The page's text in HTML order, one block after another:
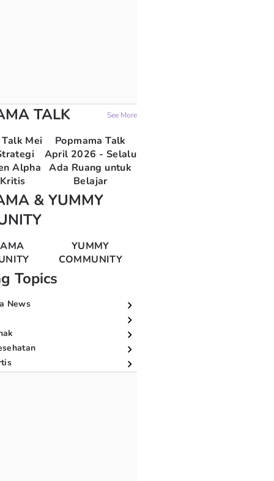
TALK See More
Mei
Alpha
Popmama Talk
April 2026 - Selalu
Ada Ruang untuk
Belajar
& YUMMY
YUMMY
COMMUNITY
Topics
News